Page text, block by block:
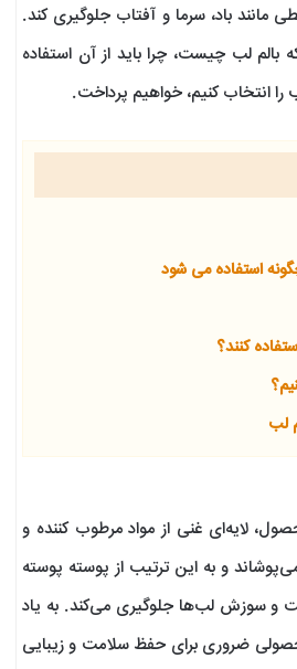
مانند باد، سرما و آفتاب جلوگیری کند.
بالم لب چیست، چرا باید از آن استفاده
را انتخاب کنیم، خواهیم پرداخت.
استفاده می شود
کنند؟
لب
لایه‌ای غنی از مواد مرطوب کننده و
و به این ترتیب از پوسته پوسته
سوزش لب‌ها جلوگیری می‌کند. به یاد
ضروری برای حفظ سلامت و زیبایی